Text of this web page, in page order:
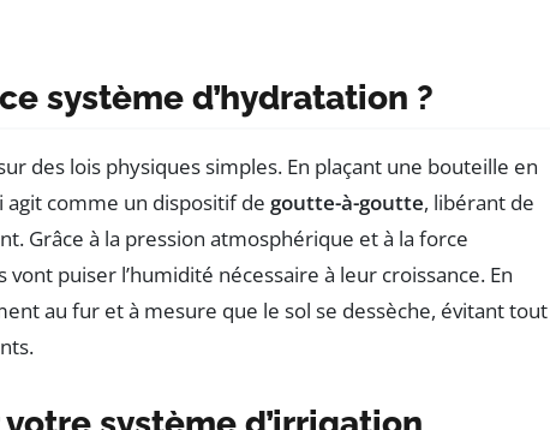
système d’hydratation ?
des lois physiques simples. En plaçant une bouteille en
agit comme un dispositif de goutte-à-goutte, libérant de
Grâce à la pression atmosphérique et à la force
puiser l’humidité nécessaire à leur croissance. En
au fur et à mesure que le sol se dessèche, évitant tout